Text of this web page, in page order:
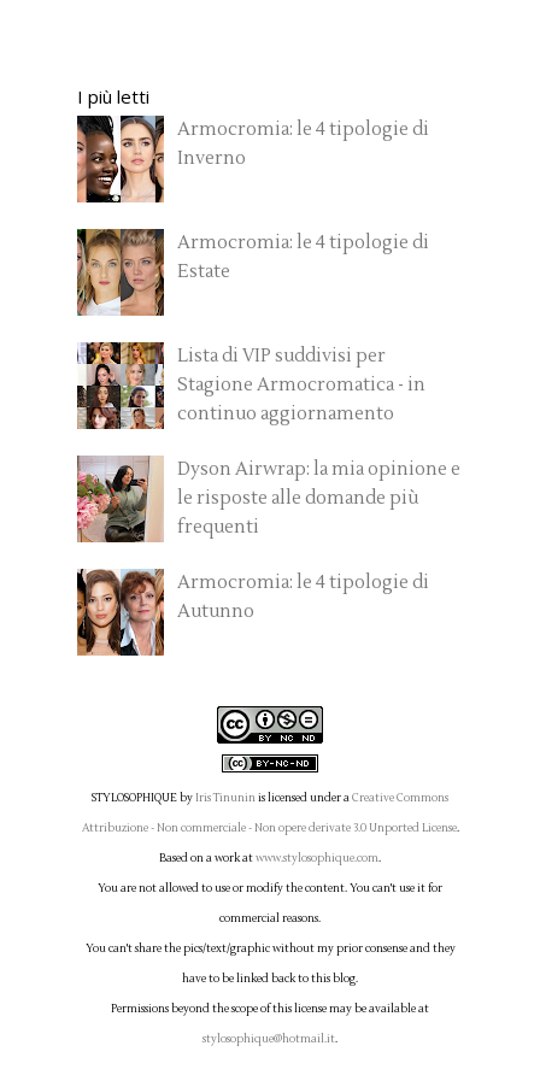
I più letti
Armocromia: le 4 tipologie di
Inverno
Armocromia: le 4 tipologie di
Estate
Lista di VIP suddivisi per
Stagione Armocromatica - in
continuo aggiornamento
Dyson Airwrap: la mia opinione e
le risposte alle domande più
frequenti
Armocromia: le 4 tipologie di
Autunno
STYLOSOPHIQUEbyIris Tinuninis licensed under aCreative Commons
Attribuzione - Non commerciale - Non opere derivate 3.0 Unported License.
Based on a work atwww.stylosophique.com.
You are not allowed to use or modify the content. You can't use it for
commercial reasons.
You can't share the pics/text/graphic without my prior consense and they
have to be linked back to this blog.
Permissions beyond the scope of this license may be available at
stylosophique@hotmail.it.